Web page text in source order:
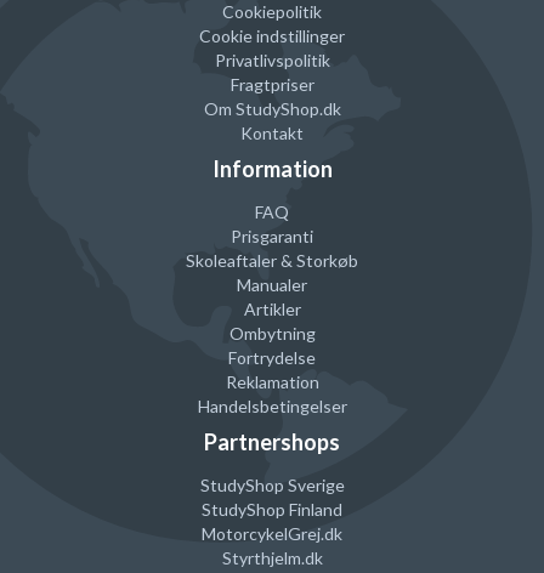
Cookiepolitik
Cookie indstillinger
Privatlivspolitik
Fragtpriser
Om StudyShop.dk
Kontakt
Information
FAQ
Prisgaranti
Skoleaftaler & Storkøb
Manualer
Artikler
Ombytning
Fortrydelse
Reklamation
Handelsbetingelser
Partnershops
StudyShop Sverige
StudyShop Finland
MotorcykelGrej.dk
Styrthjelm.dk